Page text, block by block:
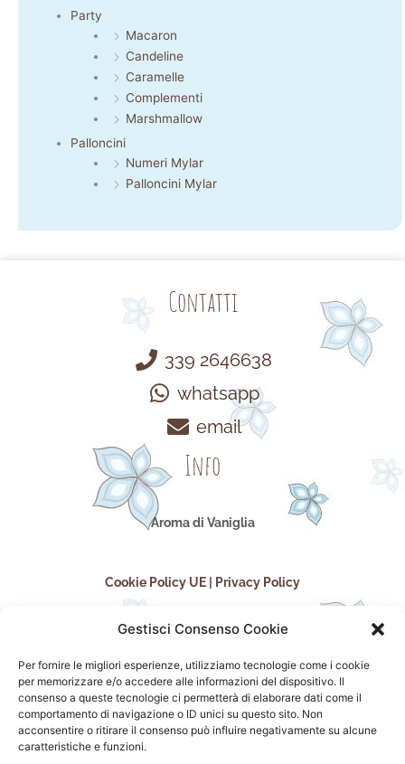
Gestisci Consenso Cookie
Per fornire le migliori esperienze, utilizziamo tecnologie come i cookie
per memorizzare e/o accedere alle informazioni del dispositivo. Il
consenso a queste tecnologie ci permetterà di elaborare dati come il
comportamento di navigazione o ID unici su questo sito. Non
acconsentire o ritirare il consenso può influire negativamente su alcune
caratteristiche e funzioni.
Party
Macaron
Candeline
Caramelle
Complementi
Marshmallow
Palloncini
Numeri Mylar
Palloncini Mylar
Contatti
339 2646638
whatsapp
email
Info
Aroma di Vaniglia
Cookie Policy UE Privacy Policy
seguici sui social